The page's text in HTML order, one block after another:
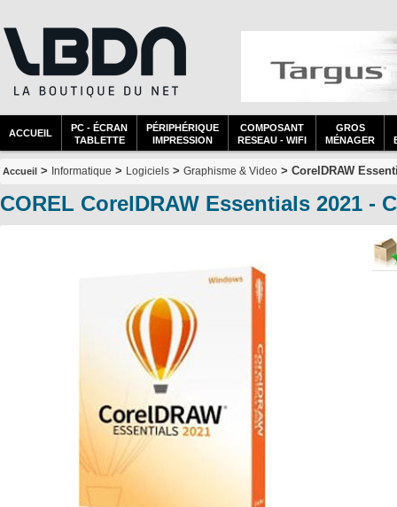
ACCUEIL
PC - ÉCRAN
TABLETTE
PÉRIPHÉRIQUE
IMPRESSION
COMPOSANT
RESEAU - WIFI
GROS
MÉNAGER
Accueil > Informatique > Logiciels > Graphisme & Video > CorelDRAW
COREL CorelDRAW Essentials 2021 -